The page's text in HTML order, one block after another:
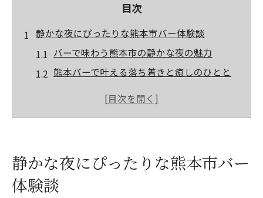
目次
静かな夜にぴったりな熊本市バー体験談
バーで味わう熊本市の静かな夜の魅力
熊本バーで叶える落ち着きと癒しのひとと
一人時間におすすめの熊本市バー体験案内
一人飲みも安心なソーシャルバーの魅力
熊本バーで一人飲みが安心な理由を解説
静かな夜にぴったりな熊本市バー
体験談